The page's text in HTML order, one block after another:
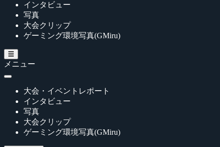
インタビュー
写真
大会クリップ
ゲーミング環境写真(GMiru)
メニュー
大会・イベントレポート
インタビュー
写真
大会クリップ
ゲーミング環境写真(GMiru)